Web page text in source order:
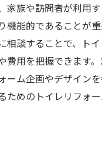
家族や訪問者が利用
機能的であることが
相談することで、ト
費用を把握できます
ーム企画やデザイン
ためのトイレリフォ